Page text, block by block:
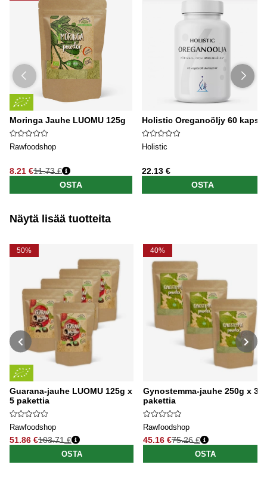
Moringa Jauhe LUOMU 125g
Rawfoodshop
8.21 €11.73 €
OSTA
Holistic Oreganoöljy 60 kaps
Holistic
22.13 €
OSTA
Näytä lisää tuotteita
50%
Guarana-jauhe LUOMU 125g x
5 pakettia
Rawfoodshop
51.86 €
Normaali hinta
103.71 €
OSTA
40%
Gynostemma-jauhe 250g x 3
pakettia
Rawfoodshop
45.16 €
Normaali hinta
75.26 €
OSTA